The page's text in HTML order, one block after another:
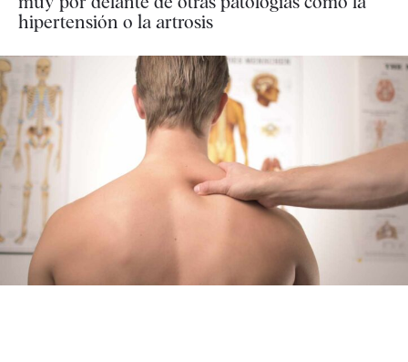
hipertensión o la artrosis